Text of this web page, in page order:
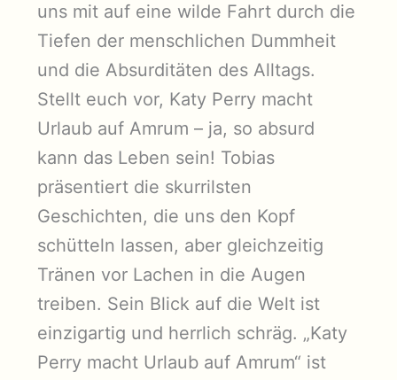
uns mit auf eine wilde Fahrt durch die
Tiefen der menschlichen Dummheit
und die Absurditäten des Alltags.
Stellt euch vor, Katy Perry macht
Urlaub auf Amrum – ja, so absurd
kann das Leben sein! Tobias
präsentiert die skurrilsten
Geschichten, die uns den Kopf
schütteln lassen, aber gleichzeitig
Tränen vor Lachen in die Augen
treiben. Sein Blick auf die Welt ist
einzigartig und herrlich schräg. „Katy
Perry macht Urlaub auf Amrum“ ist